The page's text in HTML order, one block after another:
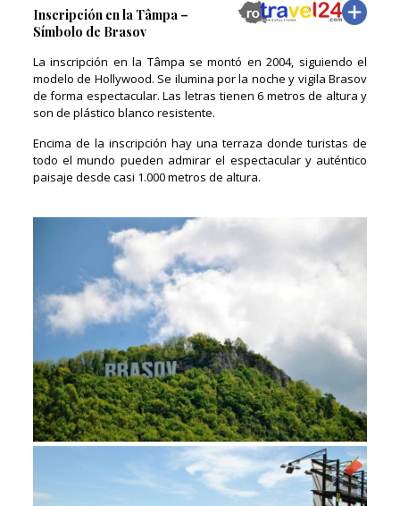
Inscripción en la Tâmpa –
Símbolo de Brasov
La inscripción en la Tâmpa se montó en 2004, siguiendo el
modelo de Hollywood. Se ilumina por la noche y vigila Brasov
de forma espectacular. Las letras tienen 6 metros de altura y
son de plástico blanco resistente.
Encima de la inscripción hay una terraza donde turistas de
todo el mundo pueden admirar el espectacular y auténtico
paisaje desde casi 1.000 metros de altura.